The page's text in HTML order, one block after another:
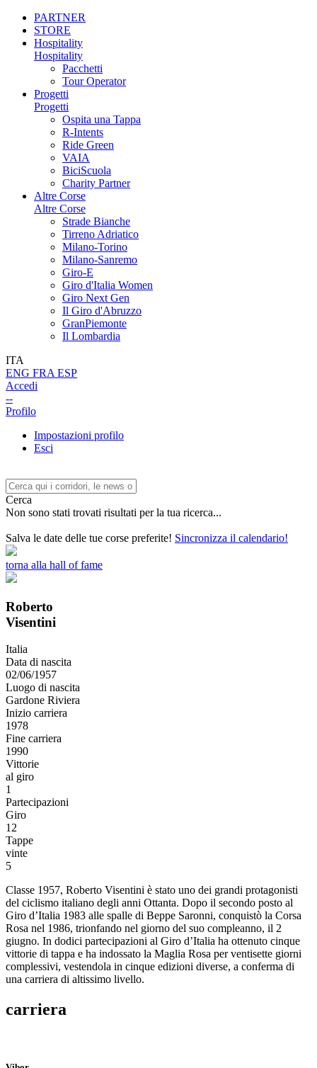
PARTNER
STORE
Hospitality
Hospitality
Pacchetti
Tour Operator
Progetti
Progetti
Ospita una Tappa
R-Intents
Ride Green
VAIA
BiciScuola
Charity Partner
Altre Corse
Altre Corse
Strade Bianche
Tirreno Adriatico
Milano-Torino
Milano-Sanremo
Giro-E
Giro d'Italia Women
Giro Next Gen
Il Giro d'Abruzzo
GranPiemonte
Il Lombardia
ITA
ENG FRA ESP
Accedi
--
Profilo
Impostazioni profilo
Esci
Cerca
Non sono stati trovati risultati per la tua ricerca...
Salva le date delle tue corse preferite! Sincronizza il calendario!
torna alla hall of fame
Roberto
Visentini
Italia
Data di nascita
02/06/1957
Luogo di nascita
Gardone Riviera
Inizio carriera
1978
Fine carriera
1990
Vittorie
al giro
1
Partecipazioni
Giro
12
Tappe
vinte
5
Classe 1957, Roberto Visentini è stato uno dei grandi protagonisti
del ciclismo italiano degli anni Ottanta. Dopo il secondo posto al
Giro d’Italia 1983 alle spalle di Beppe Saronni, conquistò la Corsa
Rosa nel 1986, trionfando nel giorno del suo compleanno, il 2
giugno. In dodici partecipazioni al Giro d’Italia ha ottenuto cinque
vittorie di tappa e ha indossato la Maglia Rosa per ventisette giorni
complessivi, vestendola in cinque edizioni diverse, a conferma di
una carriera di altissimo livello.
carriera